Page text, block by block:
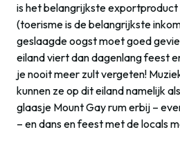
is het belangrijkste exportproduct
(toerisme is de belangrijkste
geslaagde oogst moet goed
eiland viert dan dagenlang feest
je nooit meer zult vergeten!
kunnen ze op dit eiland namelijk
glaasje Mount Gay rum erbij –
– en dans en feest met de locals